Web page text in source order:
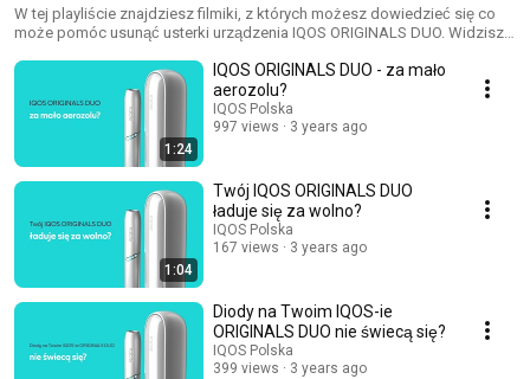
DUO
W tej playliście znajdziesz filmiki, z których możesz dowiedzieć się co
może pomóc usunąć usterki urządzenia IQOS ORIGINALS DUO. Widzisz
biało lub w ogóle nie włącza się? Wybierz odpowiedni filmik I sprawdź,
co może pomóc.
1:24
IQOS ORIGINALS DUO - za mało
aerozolu?
IQOS Polska
997 views
3 years ago
1:04
Twój IQOS ORIGINALS DUO
ładuje się za wolno?
IQOS Polska
167 views
3 years ago
Diody na Twoim IQOS-ie
ORIGINALS DUO nie świecą się?
IQOS Polska
399 views
3 years ago